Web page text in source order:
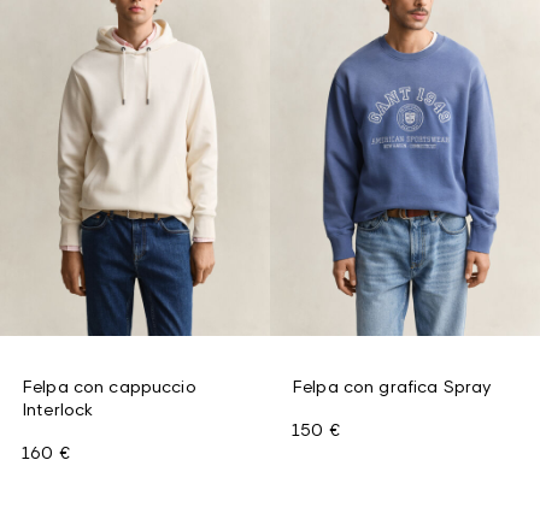
Felpa con cappuccio
Interlock
160 €
Felpa con grafica Spray
150 €